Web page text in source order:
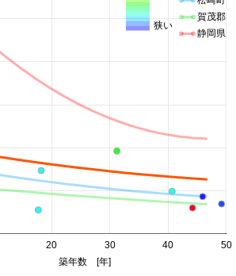
20 30 40 50
築年数 [年]
賀茂郡
静岡県
狭い